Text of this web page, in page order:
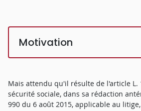
Motivation
Mais attendu qu'il résulte de l'article L.
sécurité sociale, dans sa rédaction
990 du 6 août 2015, applicable au